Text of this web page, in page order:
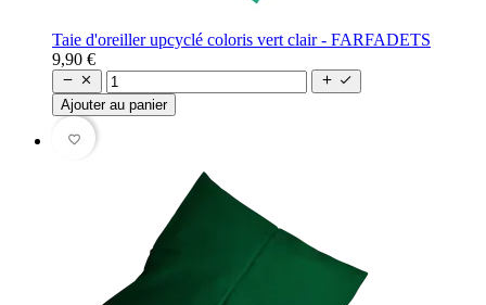
Taie d'oreiller upcyclé coloris vert clair - FARFADETS
9,90 €
   
Ajouter au panier
favorite_border